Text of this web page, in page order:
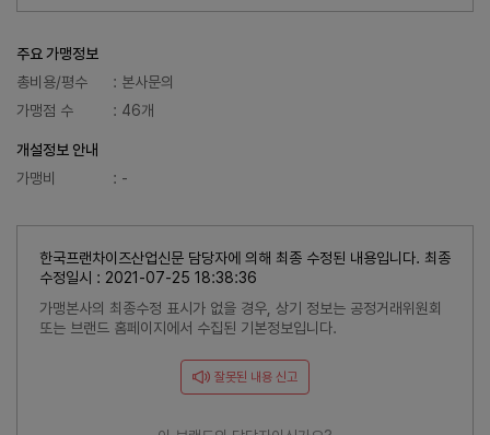
주요 가맹정보
총비용/평수
: 본사문의
가맹점 수
: 46개
개설정보 안내
가맹비
: -
한국프랜차이즈산업신문 담당자에 의해 최종 수정된 내용입니다. 최종
수정일시 : 2021-07-25 18:38:36
가맹본사의 최종수정 표시가 없을 경우, 상기 정보는 공정거래위원회
또는 브랜드 홈페이지에서 수집된 기본정보입니다.
잘못된 내용 신고